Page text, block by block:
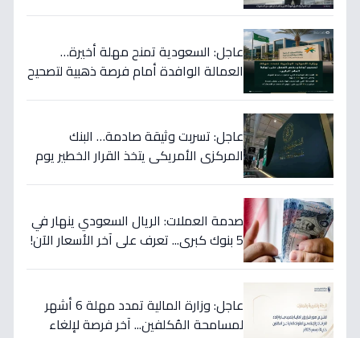
عاجل: السعودية تمنح مهلة أخيرة…
العمالة الوافدة أمام فرصة ذهبية لتصحيح
عاجل: تسربت وثيقة صادمة… البنك
المركزي الأمريكي يتخذ القرار الخطير يوم
صدمة العملات: الريال السعودي ينهار في
5 بنوك كبرى... تعرف على آخر الأسعار الآن!
عاجل: وزارة المالية تمدد مهلة 6 أشهر
لمسامحة المُكلفين... آخر فرصة لإلغاء